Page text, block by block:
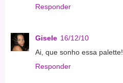
Responder
Gisele 16/12/10
Ai, que sonho essa palette!
Responder